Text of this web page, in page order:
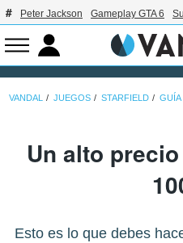
Peter Jackson Gameplay GTA 6
VANDAL JUEGOS STARFIELD GUÍA
Un alto
Esto es lo que debes